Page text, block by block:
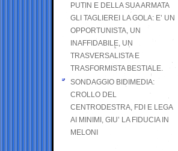
PUTIN E DELLA SUA ARMATA
GLI TAGLIEREI LA GOLA: E’ UN
OPPORTUNISTA, UN
INAFFIDABILE, UN
TRASVERSALISTA E
TRASFORMISTA BESTIALE.
SONDAGGIO BIDIMEDIA:
CROLLO DEL
CENTRODESTRA, FDI E LEGA
AI MINIMI, GIU’ LA FIDUCIA IN
MELONI